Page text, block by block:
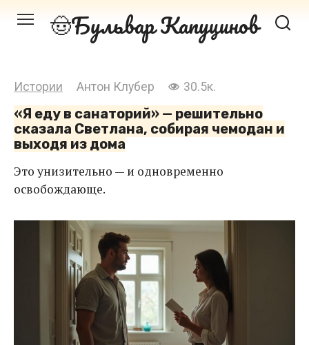
Перейти Бульвар Капуцинов
Истории Антон Клубер 30.5к.
«Я еду в санаторий» — решительно
сказала Светлана, собирая чемодан и
выходя из дома
Это унизительно — и одновременно
освобождающе.